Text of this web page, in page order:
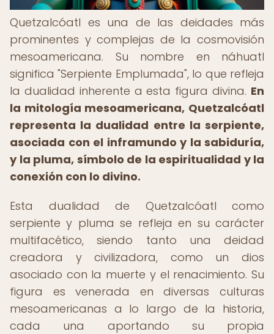
Quetzalcóatl es una de las deidades más
prominentes y complejas de la cosmovisión
mesoamericana. Su nombre en náhuatl
significa "Serpiente Emplumada", lo que refleja
la dualidad inherente a esta figura divina. En
la mitología mesoamericana, Quetzalcóatl
representa la dualidad entre la serpiente,
asociada con el inframundo y la sabiduría,
y la pluma, símbolo de la espiritualidad y la
conexión con lo divino.
Esta dualidad de Quetzalcóatl como
serpiente y pluma se refleja en su carácter
multifacético, siendo tanto una deidad
creadora y civilizadora, como un dios
asociado con la muerte y el renacimiento. Su
figura es venerada en diversas culturas
mesoamericanas a lo largo de la historia,
cada una aportando su propia